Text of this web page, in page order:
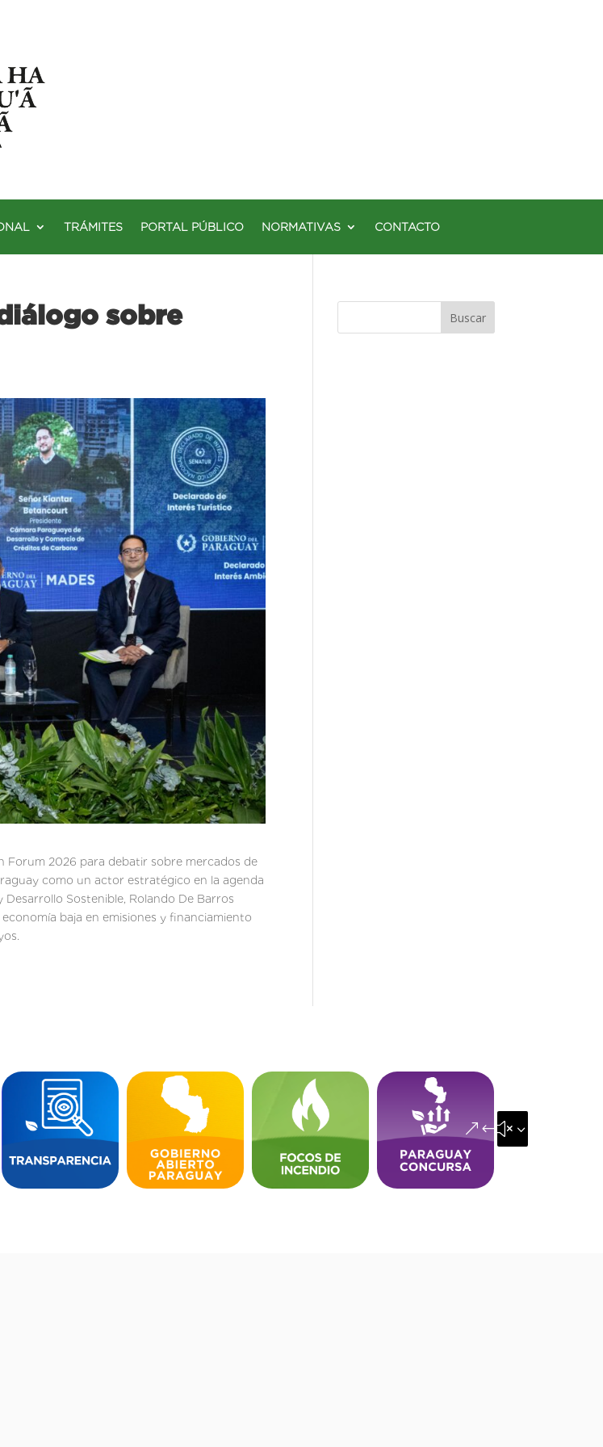
TRÁMITES PORTAL PÚBLICO NORMATIVAS CONTACTO
sobre
Forum 2026 para debatir sobre mercados de
como un actor estratégico en la agenda
Sostenible, Rolando De Barros
baja en emisiones y financiamiento
Buscar
&#x35;